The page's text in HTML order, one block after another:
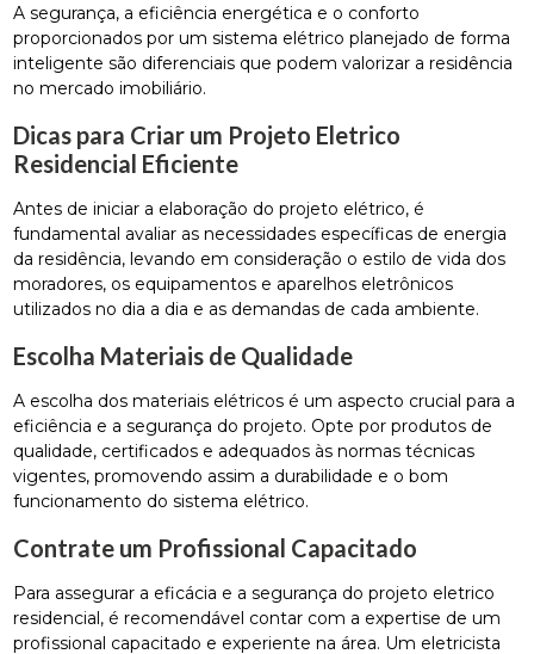
A segurança, a eficiência energética e o conforto
proporcionados por um sistema elétrico planejado de forma
inteligente são diferenciais que podem valorizar a residência
no mercado imobiliário.
Dicas para Criar um Projeto Eletrico
Residencial Eficiente
Antes de iniciar a elaboração do projeto elétrico, é
fundamental avaliar as necessidades específicas de energia
da residência, levando em consideração o estilo de vida dos
moradores, os equipamentos e aparelhos eletrônicos
utilizados no dia a dia e as demandas de cada ambiente.
Escolha Materiais de Qualidade
A escolha dos materiais elétricos é um aspecto crucial para a
eficiência e a segurança do projeto. Opte por produtos de
qualidade, certificados e adequados às normas técnicas
vigentes, promovendo assim a durabilidade e o bom
funcionamento do sistema elétrico.
Contrate um Profissional Capacitado
Para assegurar a eficácia e a segurança do projeto eletrico
residencial, é recomendável contar com a expertise de um
profissional capacitado e experiente na área. Um eletricista